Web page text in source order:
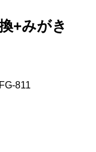
+みがき
811